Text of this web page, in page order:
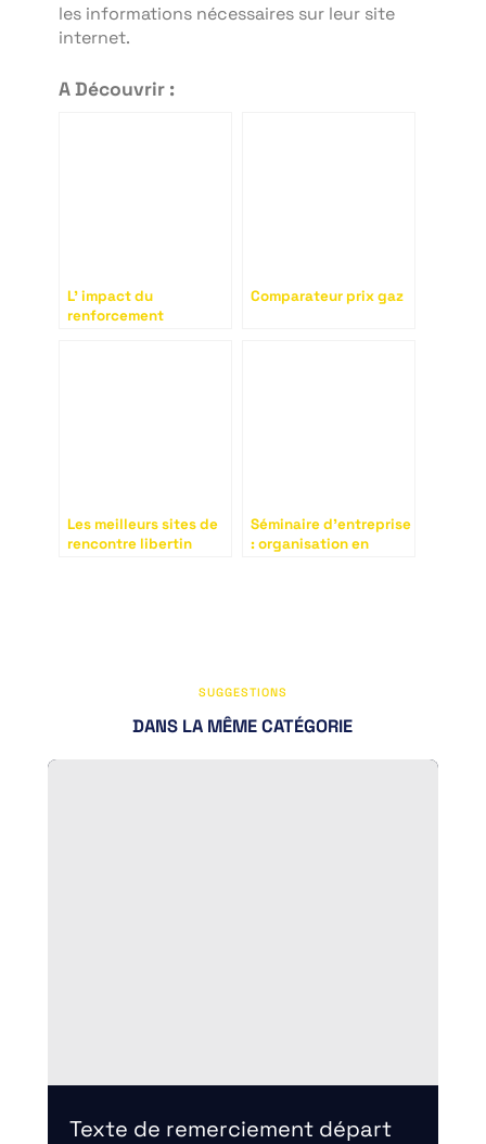
les informations nécessaires sur leur site
internet.
A Découvrir :
L’ impact du
renforcement
Comparateur prix gaz
Les meilleurs sites de
rencontre libertin
Séminaire d’entreprise
: organisation en
SUGGESTIONS
DANS LA MÊME CATÉGORIE
Texte de remerciement départ